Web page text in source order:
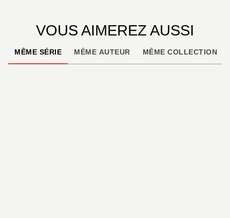
VOUS AIMEREZ AUSSI
MÊME SÉRIE MÊME AUTEUR MÊME COLLECTION